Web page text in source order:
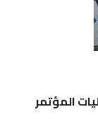
المؤتمر